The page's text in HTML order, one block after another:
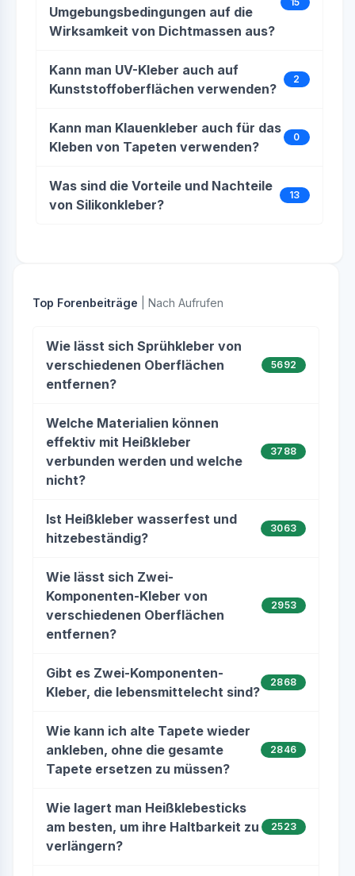
Umgebungsbedingungen auf die
Wirksamkeit von Dichtmassen aus?
Kann man UV-Kleber auch auf
Kunststoffoberflächen verwenden?
2
Kann man Klauenkleber auch für das
Kleben von Tapeten verwenden?
0
Was sind die Vorteile und Nachteile
von Silikonkleber?
13
Top Forenbeiträge | Nach Aufrufen
Wie lässt sich Sprühkleber von
verschiedenen Oberflächen
entfernen?
5692
Welche Materialien können
effektiv mit Heißkleber
verbunden werden und welche
nicht?
3788
Ist Heißkleber wasserfest und
hitzebeständig?
3063
Wie lässt sich Zwei-
Komponenten-Kleber von
verschiedenen Oberflächen
entfernen?
2953
Gibt es Zwei-Komponenten-
Kleber, die lebensmittelecht sind?
2868
Wie kann ich alte Tapete wieder
ankleben, ohne die gesamte
Tapete ersetzen zu müssen?
2846
Wie lagert man Heißklebesticks
am besten, um ihre Haltbarkeit zu
verlängern?
2523